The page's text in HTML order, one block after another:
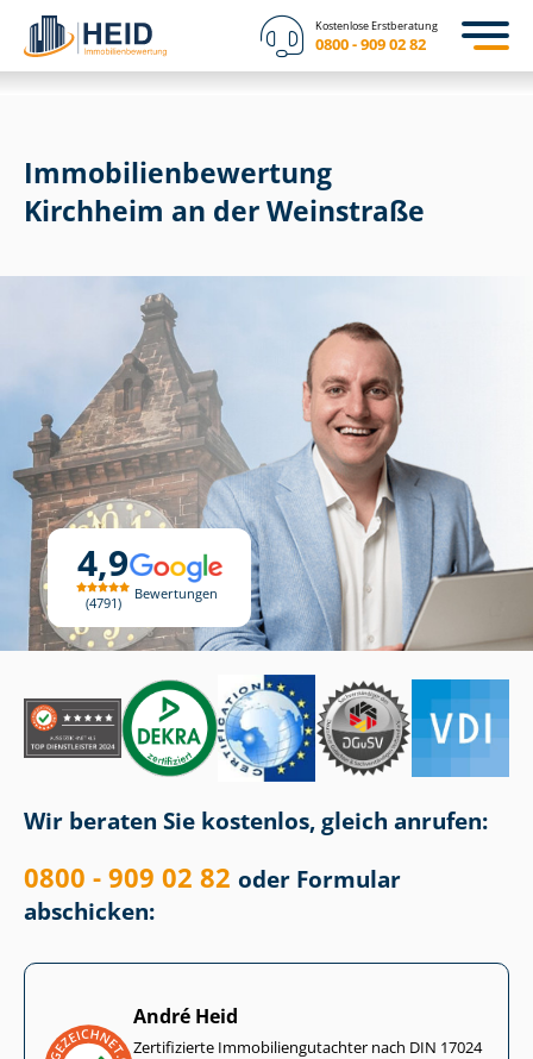
Kostenlose Erstberatung
0800 - 909 02 82
4,9
4791
Bewertungen
Immobilien­bewertung
Kirchheim an der Weinstraße
Wir beraten Sie kostenlos, gleich anrufen:
0800 - 909 02 82 oder Formular
abschicken:
André Heid
Zertifizierte Im­mo­bi­li­en­gut­ach­ter nach DIN 17024